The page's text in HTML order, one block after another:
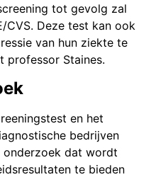
tot gevolg zal
CVS. Deze test kan ook
van hun ziekte te
professor Staines.
en het
bedrijven
dat wordt
te bieden